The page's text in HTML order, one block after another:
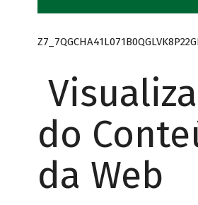
do
da Web